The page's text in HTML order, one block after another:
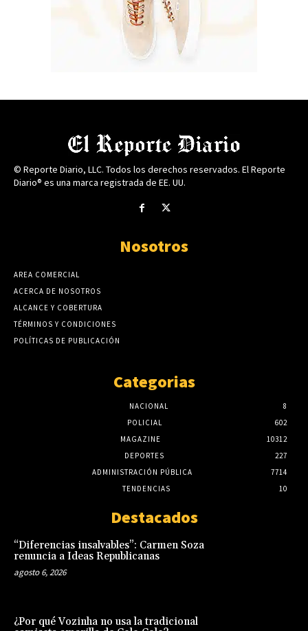
© Reporte Diario, LLC. Todos los derechos reservados. El Reporte
Diario® es una marca registrada de EE. UU.
Nosotros
AREA COMERCIAL
ACERCA DE NOSOTROS
ALCANCE Y COBERTURA
TÉRMINOS Y CONDICIONES
POLÍTICAS DE PUBLICACIÓN
Categorias
NACIONAL
8
POLICIAL
602
MAGAZINE
10312
DEPORTES
227
ADMINISTRACIÓN PÚBLICA
7714
TENDENCIAS
10
Destacados
“Diferencias insalvables”: Carmen Soza
renuncia a Ideas Republicanas
agosto 6, 2026
¿Por qué Vozinha no usa la tradicional